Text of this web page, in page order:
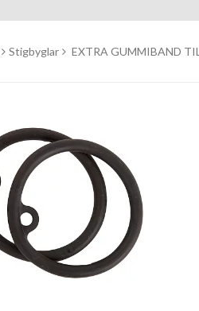
Stigbyglar EXTRA GUMMIBAND